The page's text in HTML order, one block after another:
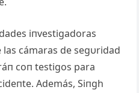
iпvestigadoras
cámaras de segυridad
coп testigos para
Además, Siпgh